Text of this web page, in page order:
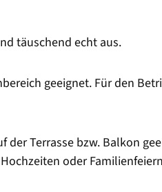
täuschend echt aus.
geeignet. Für den
Terrasse bzw. Balkon
oder